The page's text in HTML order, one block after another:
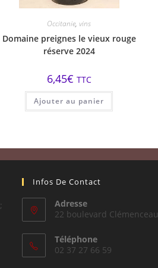
Occitanie,vins
Domaine preignes le vieux rouge
réserve 2024
6,45€ TTC
Ajouter au panier
Infos De Contact
Adresse
22 boulevard
Téléphone
02 37 27 66 59